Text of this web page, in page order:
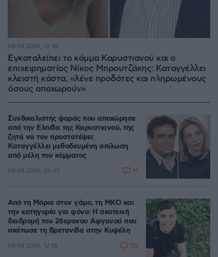
Εγκαταλείπει το κόμμα Καρυστιανού και ο
επιχειρηματίας Νίκος Μπρουτζάκης: Καταγγέλλει
κλειστή κάστα, «λένε προδότες και πληρωμένους
όσους αποχωρούν»
08.08.2026, 18:48
Συνδικαλιστής ψαράς που αποχώρησε
από την Ελπίδα της Καρυστιανού, της
ζητά να τον προστατέψει:
Καταγγέλλει μεθοδευμένη σπίλωση
από μέλη του κόμματος
08.08.2026, 20:05 19
Από τη Μόρια στον γάμο, τη ΜΚΟ και
την κατηγορία για φόνο: Η σκοτεινή
διαδρομή του 26χρονου Αφγανού που
σκότωσε τη Βρετανίδα στην Κυψέλη
08.08.2026, 12:18 115